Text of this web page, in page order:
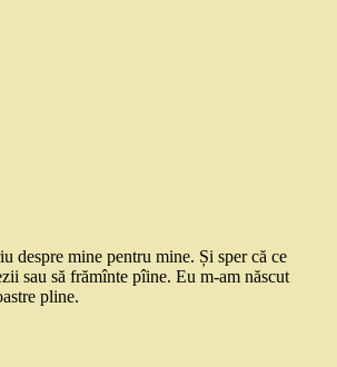
despre mine pentru mine. Și sper că ce
sau să frămînte pîine. Eu m-am născut
pline.